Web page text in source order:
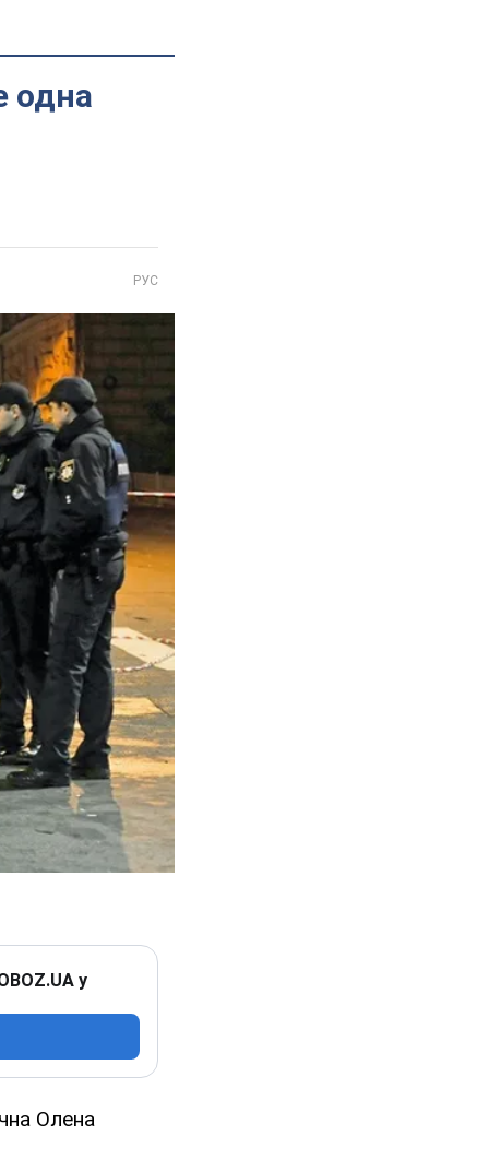
одна
РУС
у
Олена